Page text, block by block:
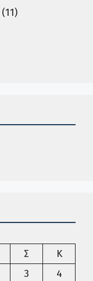
(11)
Παρασκευή
Σ Σάββατο
Κ
3
4